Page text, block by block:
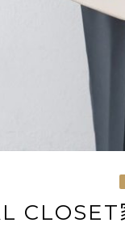
CLOSET